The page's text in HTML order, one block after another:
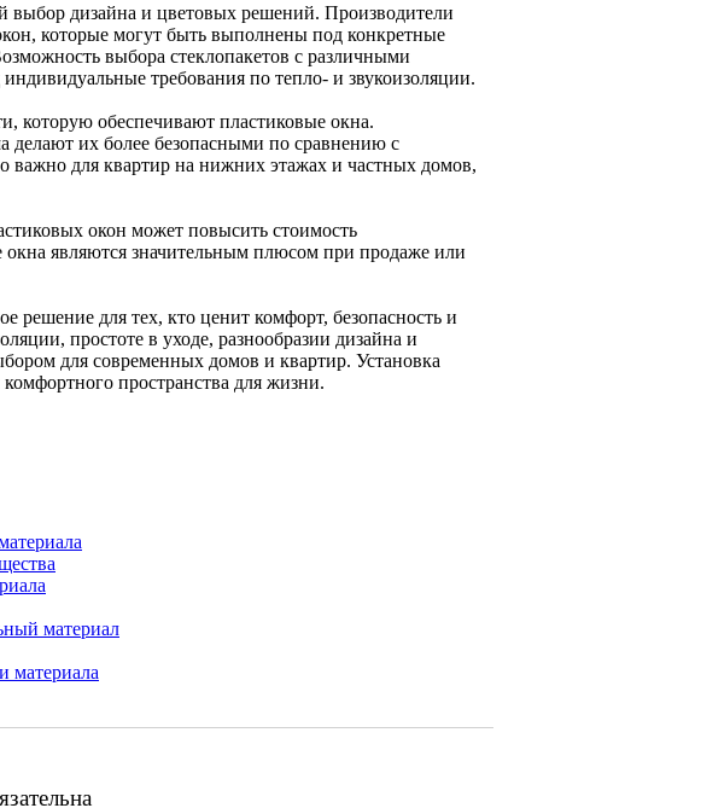
дизайна и цветовых решений. Производители
которые могут быть выполнены под конкретные
выбора стеклопакетов с различными
требования по тепло- и звукоизоляции.
которую обеспечивают пластиковые окна.
делают их более безопасными по сравнению с
для квартир на нижних этажах и частных домов,
окон может повысить стоимость
являются значительным плюсом при продаже или
для тех, кто ценит комфорт, безопасность и
простоте в уходе, разнообразии дизайна и
для современных домов и квартир. Установка
пространства для жизни.
материал
материала